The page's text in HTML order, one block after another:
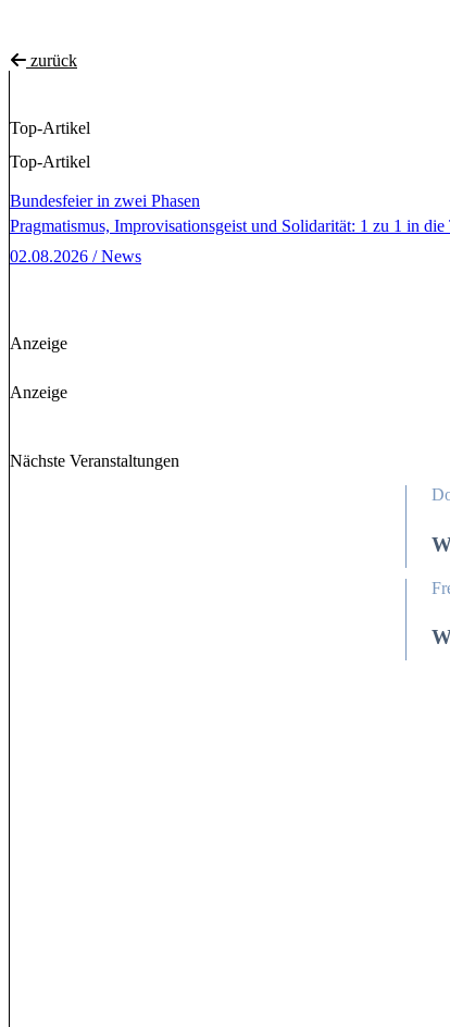
zurück
Top-Artikel
Top-Artikel
Bundesfeier in zwei Phasen
Pragmatismus, Improvisationsgeist und Solidarität: 1 zu 1 in die
02.08.2026 / News
Anzeige
Anzeige
Nächste Veranstaltungen